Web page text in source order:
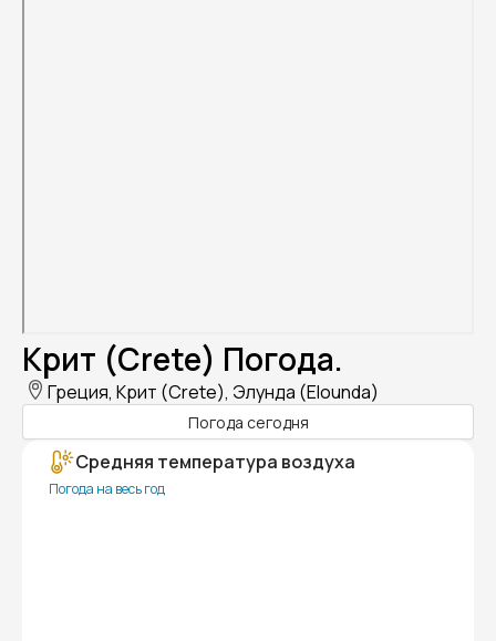
Крит (Crete) Погода.
Греция, Крит (Crete), Элунда (Elounda)
Погода сегодня
Средняя температура воздуха
Погода на весь год